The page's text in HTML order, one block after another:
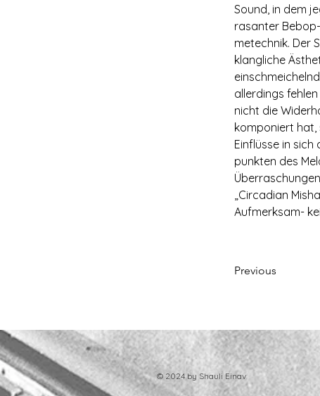
Sound, in dem
rasanter
metechnik. Der
klangliche
allerdings
nicht die
komponiert hat,
Einflüsse in
punkten des
„Circadian
Aufmerksam-
Previous
© 2024 by Shauli Einav